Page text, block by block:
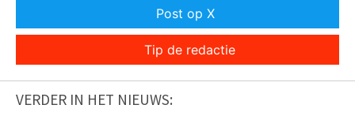
Post op X
Tip de redactie
VERDER IN HET NIEUWS: